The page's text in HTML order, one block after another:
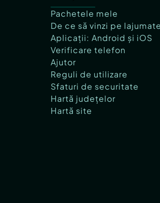
Pachetele mele
De ce să vinzi pe
Aplicații: Android și iOS
Verificare telefon
Ajutor
Reguli de utilizare
Sfaturi de securitate
Hartă județelor
Hartă site